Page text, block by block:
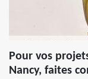
Pour vos
Nancy, faites